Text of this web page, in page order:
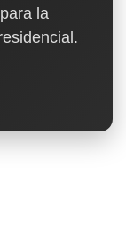
la